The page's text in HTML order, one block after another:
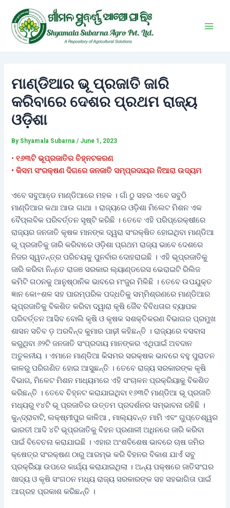
content
ମାଣ୍ଡିଆର ଭୂ ପ୍ରଜାତି ଜାରି
କରିବାରେ ଦେଶର ପ୍ରଥମ ରାଜ୍ୟ
ଓଡ଼ିଶା
By Shyamala Subarna/ June 1, 2023
• ୧୬୩ଟି ଭୂପ୍ରଜାତିର ଚିହ୍ନଟକରଣ
• କିସମ ସଂରକ୍ଷଣ ଦିଗରେ ଜନଜାତି ସମ୍ପ୍ରଦାୟର ନିଆରା ଉଦ୍ୟମ
ଏବେ ସବୁଆଡେ଼ ମାଣ୍ଡିଆରେ ମହକ । ଗାଁ ଠୁ ସହର ଏବେ ସବୁଠି
ମାଣ୍ଡିଆର କଥା ଆଉ ଗାଥା । ରାଜ୍ୟରେ ଓଡ଼ିଶା ମିଲେଟ ମିଶନ ଏକ
ବୈପ୍ଲବିକ ପରିବର୍ତ୍ତନ ସୃଷ୍ଟି କରିଛି । ତେବେ ଏହି ପରିପ୍ରେକ୍ଷୀରେ
ରାଜ୍ୟର ଜନଜାତି କୃଷକ ମାନଙ୍କ ଦ୍ୱରା ସଂରକ୍ଷିତ ହୋଇଥିବା ମାଣ୍ଡିଆ
ଭୂ ପ୍ରଜାତିକୁ ଜାରି କରିବାରେ ଓଡ଼ିଶା ପ୍ରଥମ ରାଜ୍ୟ ଭାବେ ଦେଶରେ
ନିଜର ସ୍ୱତନ୍ତ୍ର ପରିଚୟକୁ ପୁନର୍ବାର ଦୋହରାଇଛି । ଏହି ଭୂପ୍ରଜାତିକୁ
ଜାରି କରିବା ନିନ୍ତେ ରାଜଞ ସରକାର ଲ୍ୟାଣ୍ଡରେସ ଭେରାଇଟି ରିଲିଜ
କମିଟି ଗଠନକୁ ଆନୁଷ୍ଠାନିକ ଭାବରେ ମଂଜୁର ମିଳିଛି । ତେବେ ଉପଯୁକ୍ତ
ଜ୍ଞାନ କୋ÷ଶଳ ସହ ପାରମ୍ପରିକ ପଦ୍ଧତିକୁ ସମ୍ମିଶ୍ରଣରେ ମାଣ୍ଡିଆର
ଭୂପ୍ରଜାତିକୁ ବିକଶିତ କରିବା ଦ୍ୱାରା କୃଷି ଜୈବ ବିବିଧତାର ବ୍ୟାପକ
ପରିବର୍ତ୍ତନ ଆସିବ ବୋଲି କୃଷି ଓ କୃଷକ ସଶକ୍ତିକରଣ ବିଭାଗର ପ୍ରମୁଖ
ଶାସନ ସଚିବ ଡ଼ ଅରବିନ୍ଦ କୁମାର ପାଢ଼ୀ କହିଛନ୍ତି । ରାଜ୍ୟରେ ବସବାସ
କରୁଥିବା ୬୨ଟି ଜନଜାତି ସଂପ୍ରଦାୟ ମାନଙ୍କର ଏଥିପାଇଁ ଅବଦାନ
ଅତୁଳନୀୟ । ଏମାନେ ମାଣ୍ଡିଆ କିସମର ସରକ୍ଷକ ଭାବରେ ବହୁ ପୁରାତନ
କାଳରୁ ପରିଗଣିତ ହୋଇ ଆସୁଛନ୍ତି । ତେବେ ରାଜ୍ୟ ସରକାରଙ୍କ କୃଷି
ବିଭାଗ, ମିଳେଟ ମିଶନ ମାଧ୍ୟମରେ ଏହି ସଂଚାଳନ ପ୍ରକ୍ରିୟାକୁ ବିକଶିତ
କରିଛନ୍ତି । ତେବେ ଚିହ୍ନଟ କରାଯାଇଥିବା ୧୬୩ଟି ମାଣ୍ଡିଆ ଭୂ ପ୍ରଜାତି
ମଧ୍ୟରୁ ୧୪ଟି ଭୂ ପ୍ରଜାତିର ଉତ୍ତମ ପ୍ରଦର୍ଶନର ସମ୍ଭାବନା ରହିଛି ।
କୁନ୍ଦ୍ରାବାଟି, ଲକ୍ଷ୍ମୀପୁର କାଳିଆ , ମାଲ୍ୟବନ୍ତ ମାମି ଏବଂ ଗୁପ୍ତେଶ୍ୱର
ଭାରତୀ ଆଦି ୪ଟି ଭୂପ୍ରଜାତିକୁ ବିହନ ପ୍ରଣାଳୀ ଅଧିନରେ ଜାରି କରିବା
ପାଇଁ ବିବେଚନା କରାଯାଇଛି । ଏହାର ଅଂଶବିଶେଷ ଭାବରେ ଚାଷ ଜମିର
କ୍ଷେତ୍ର ସଂରକ୍ଷଣ ଠାରୁ ଆରମ୍ଭ କରି ବିହନର ବିକାଶ ଯାଏଁ ସବୁ
ପ୍ରକ୍ରିିୟା ଉପରେ କାର୍ଯ୍ୟ କରାଯାଇଥିଲା । ଅନ୍ୟ ପକ୍ଷରେ ଜାତିସଂଘର
ଖାଦ୍ୟ ଓ କୃଷି ସଂଗଠନ ମଧ୍ୟ ରାଜ୍ୟ ସରକାରଙ୍କ ସହ ସହଭାଗିତା ପାଇଁ
ଆଗ୍ରହ ପ୍ରକାଶ କରିଛନ୍ତି ।
navigation